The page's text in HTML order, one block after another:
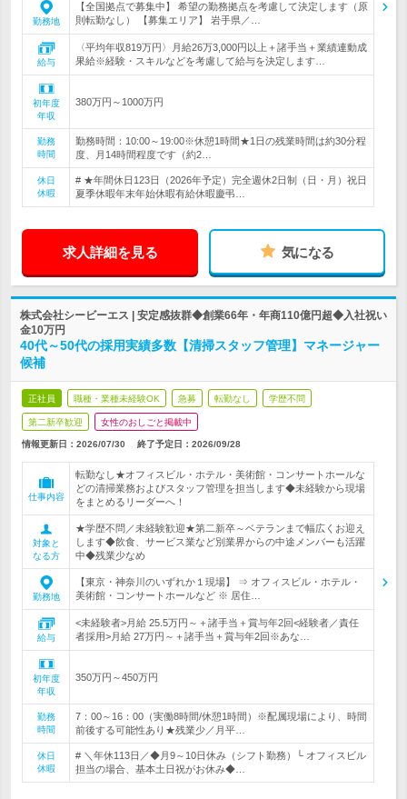
勤務地
【全国拠点で募集中】 希望の勤務拠点を考慮して決定します（原
則転勤なし） 【募集エリア】 岩手県／…
給与
〈平均年収819万円〉月給26万3,000円以上＋諸手当＋業績連動成
果給※経験・スキルなどを考慮して給与を決定します…
初年度
年収
380万円～1000万円
勤務
時間
勤務時間：10:00～19:00※休憩1時間★1日の残業時間は約30分程
度、月14時間程度です（約2…
休日
休暇
# ★年間休日123日（2026年予定）完全週休2日制（日・月）祝日
夏季休暇年末年始休暇有給休暇慶弔…
求人詳細を見る 気になる
株式会社シービーエス | 安定感抜群◆創業66年・年商110億円超◆入社祝い
金10万円
40代～50代の採用実績多数【清掃スタッフ管理】マネージャー
候補
正社員 職種・業種未経験OK 急募 転勤なし 学歴不問
第二新卒歓迎 女性のおしごと掲載中
情報更新日：2026/07/30 終了予定日： 2026/09/28
仕事内容
転勤なし★オフィスビル・ホテル・美術館・コンサートホールな
どの清掃業務およびスタッフ管理を担当します◆未経験から現場
をまとめるリーダーへ！
対象と
なる方
★学歴不問／未経験歓迎★第二新卒～ベテランまで幅広くお迎え
します◆飲食、サービス業など別業界からの中途メンバーも活躍
中◆残業少なめ
勤務地
【東京・神奈川のいずれか１現場】 ⇒ オフィスビル・ホテル・
美術館・コンサートホールなど ※ 居住…
給与
<未経験者>月給 25.5万円～＋諸手当＋賞与年2回<経験者／責任
者採用>月給 27万円～＋諸手当＋賞与年2回※あな…
初年度
年収
350万円～450万円
勤務
時間
7：00～16：00（実働8時間/休憩1時間）※配属現場により、時間
前後する可能性あり★残業少／月平…
休日
休暇
# ＼年休113日／◆月9～10日休み（シフト勤務）└ オフィスビル
担当の場合、基本土日祝がお休み◆…